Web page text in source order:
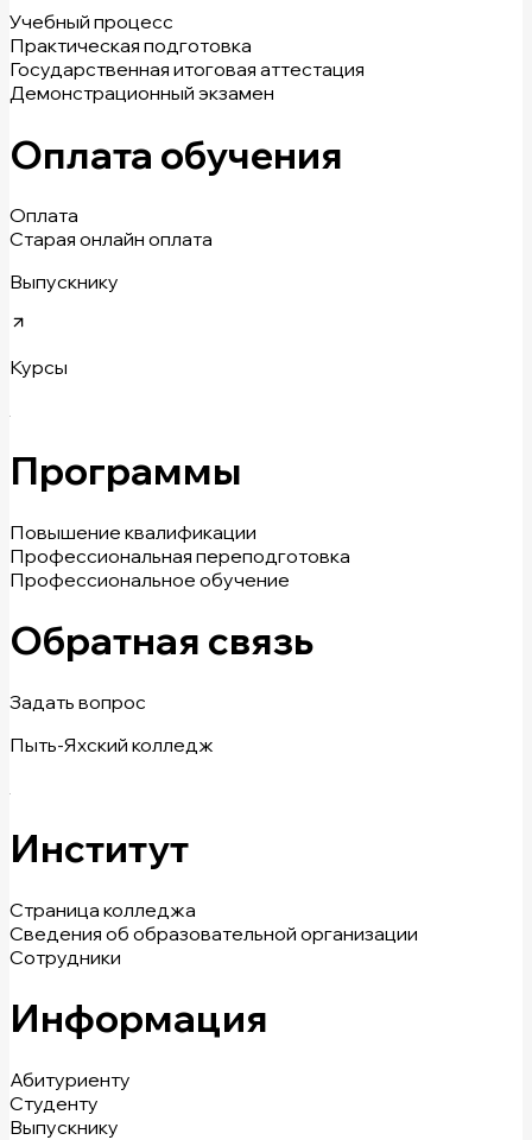
Учебный процесс
Практическая подготовка
Государственная итоговая аттестация
Демонстрационный экзамен
Оплата обучения
Оплата
Старая онлайн оплата
Выпускнику
Курсы
Программы
Повышение квалификации
Профессиональная переподготовка
Профессиональное обучение
Обратная связь
Задать вопрос
Пыть-Яхский колледж
Институт
Страница колледжа
Сведения об образовательной организации
Сотрудники
Информация
Абитуриенту
Студенту
Выпускнику